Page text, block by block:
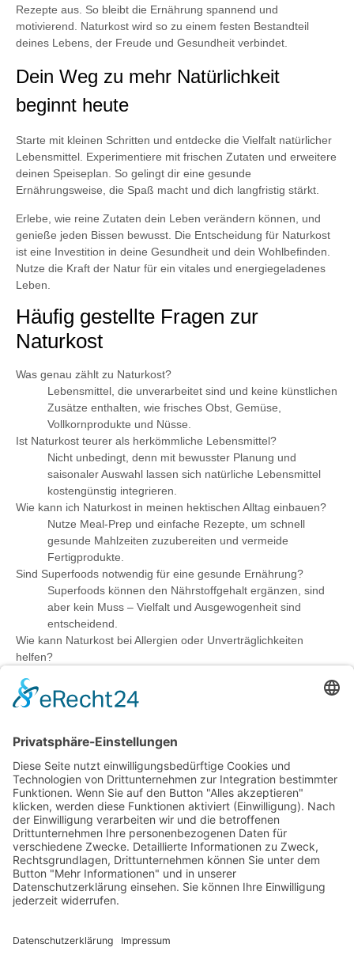
Rezepte aus. So bleibt die Ernährung spannend und
motivierend. Naturkost wird so zu einem festen Bestandteil
deines Lebens, der Freude und Gesundheit verbindet.
Dein Weg zu mehr Natürlichkeit
beginnt heute
Starte mit kleinen Schritten und entdecke die Vielfalt natürlicher
Lebensmittel. Experimentiere mit frischen Zutaten und erweitere
deinen Speiseplan. So gelingt dir eine gesunde
Ernährungsweise, die Spaß macht und dich langfristig stärkt.
Erlebe, wie reine Zutaten dein Leben verändern können, und
genieße jeden Bissen bewusst. Die Entscheidung für Naturkost
ist eine Investition in deine Gesundheit und dein Wohlbefinden.
Nutze die Kraft der Natur für ein vitales und energiegeladenes
Leben.
Häufig gestellte Fragen zur
Naturkost
Was genau zählt zu Naturkost?
Lebensmittel, die unverarbeitet sind und keine künstlichen
Zusätze enthalten, wie frisches Obst, Gemüse,
Vollkornprodukte und Nüsse.
Ist Naturkost teurer als herkömmliche Lebensmittel?
Nicht unbedingt, denn mit bewusster Planung und
saisonaler Auswahl lassen sich natürliche Lebensmittel
kostengünstig integrieren.
Wie kann ich Naturkost in meinen hektischen Alltag einbauen?
Nutze Meal-Prep und einfache Rezepte, um schnell
gesunde Mahlzeiten zuzubereiten und vermeide
Fertigprodukte.
Sind Superfoods notwendig für eine gesunde Ernährung?
Superfoods können den Nährstoffgehalt ergänzen, sind
aber kein Muss – Vielfalt und Ausgewogenheit sind
entscheidend.
Wie kann Naturkost bei Allergien oder Unverträglichkeiten
helfen?
ermöglicht dank klarer Zutatenlisten eine gezielte Auswahl
passender Lebensmittel.
Ja, bestimmte Nährstoffe aus Naturkost unterstützen
Stimmungsschwankungen positiv beeinflussen.
Hinweis: Bilder wurden mithilfe künstlicher Intelligenz
erzeugt.
Power für Körper und Geist: Die Kombination aus Sport und gesunder Ernährung